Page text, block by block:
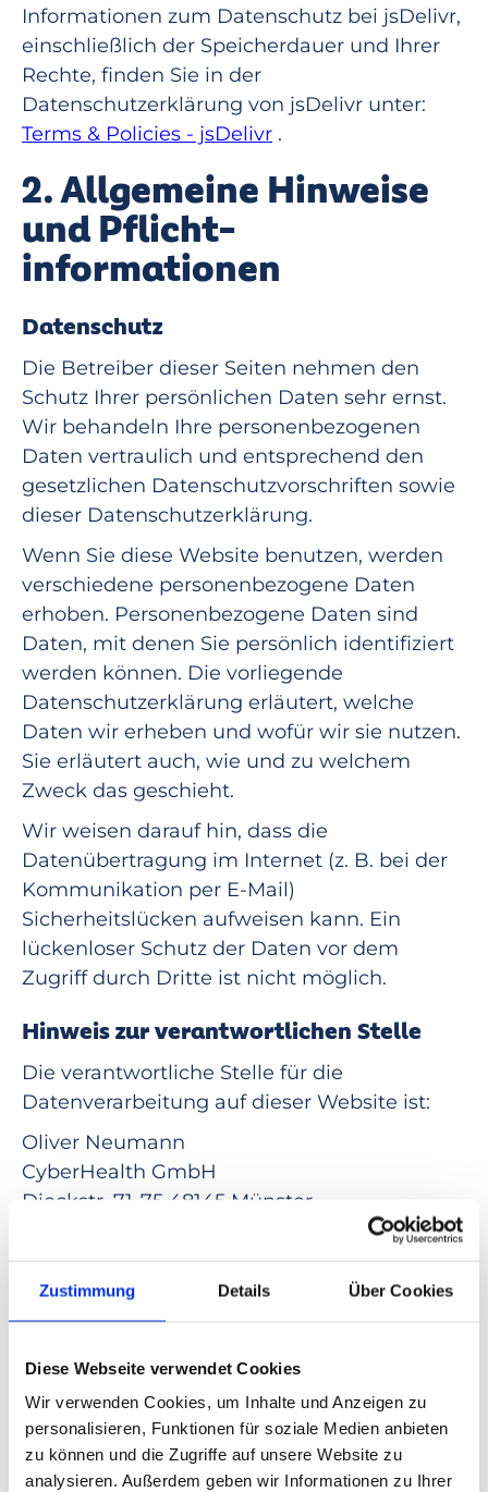
Zustimmung Details Über Cookies
Diese Webseite verwendet Cookies
Wir verwenden Cookies, um Inhalte und Anzeigen zu
personalisieren, Funktionen für soziale Medien anbieten
zu können und die Zugriffe auf unsere Website zu
analysieren. Außerdem geben wir Informationen zu Ihrer
Informationen zum Datenschutz bei jsDelivr,
einschließlich der Speicherdauer und Ihrer
Rechte, finden Sie in der
Datenschutzerklärung von jsDelivr unter:
Terms & Policies - jsDelivr .
2. Allgemeine Hinweise
und Pflicht­
informationen
Datenschutz
Die Betreiber dieser Seiten nehmen den
Schutz Ihrer persönlichen Daten sehr ernst.
Wir behandeln Ihre personenbezogenen
Daten vertraulich und entsprechend den
gesetzlichen Datenschutzvorschriften sowie
dieser Datenschutzerklärung.
Wenn Sie diese Website benutzen, werden
verschiedene personenbezogene Daten
erhoben. Personenbezogene Daten sind
Daten, mit denen Sie persönlich identifiziert
werden können. Die vorliegende
Datenschutzerklärung erläutert, welche
Daten wir erheben und wofür wir sie nutzen.
Sie erläutert auch, wie und zu welchem
Zweck das geschieht.
Wir weisen darauf hin, dass die
Datenübertragung im Internet (z. B. bei der
Kommunikation per E-Mail)
Sicherheitslücken aufweisen kann. Ein
lückenloser Schutz der Daten vor dem
Zugriff durch Dritte ist nicht möglich.
Hinweis zur verantwortlichen Stelle
Die verantwortliche Stelle für die
Datenverarbeitung auf dieser Website ist:
Oliver Neumann
CyberHealth GmbH
Dieckstr. 71-75 48145 Münster
juristische Person, die allein oder
gemeinsam mit anderen über die Zwecke
und Mittel der Verarbeitung von
Mail-Adressen o. Ä.) entscheidet.
Speicherdauer